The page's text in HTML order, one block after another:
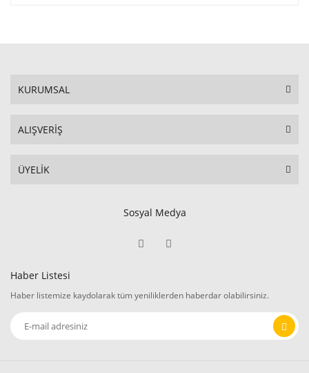
KURUMSAL
ALIŞVERİŞ
ÜYELİK
Sosyal Medya
Haber Listesi
Haber listemize kaydolarak tüm yeniliklerden haberdar olabilirsiniz.